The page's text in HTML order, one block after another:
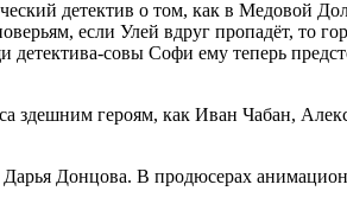
детектив о том, как в Медовой
если Улей вдруг пропадёт, то
совы Софи ему теперь
здешним героям, как Иван Чабан,
Донцова. В продюсерах